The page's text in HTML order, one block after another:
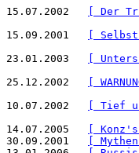
15.07.2002
[ Der
15.09.2001
[
23.01.2003
[
25.12.2002
[
10.07.2002
[ Tief
14.07.2005
[
30.09.2001
[